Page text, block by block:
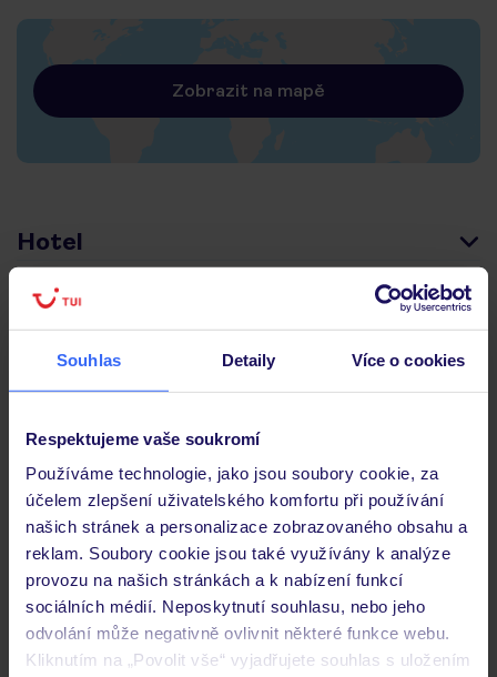
Souhlas Detaily Více o cookies
Respektujeme vaše soukromí
Používáme technologie, jako jsou soubory cookie, za
účelem zlepšení uživatelského komfortu při používání
našich stránek a personalizace zobrazovaného obsahu a
reklam. Soubory cookie jsou také využívány k analýze
provozu na našich stránkách a k nabízení funkcí
sociálních médií. Neposkytnutí souhlasu, nebo jeho
odvolání může negativně ovlivnit některé funkce webu.
Kliknutím na „Povolit vše“ vyjadřujete souhlas s uložením
Zobrazit na mapě
Hotel
Hodnocení hostů
Stravování
Důležité informace
Často kladené otázky